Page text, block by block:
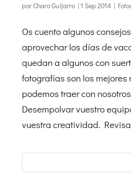
porCharo Guijarro|1 Sep 2014|
Os cuento algunos
aprovechar los días de
quedan a algunos con
fotografías son los mejores
podemos traer con
Desempolvar vuestro
vuestra creatividad.